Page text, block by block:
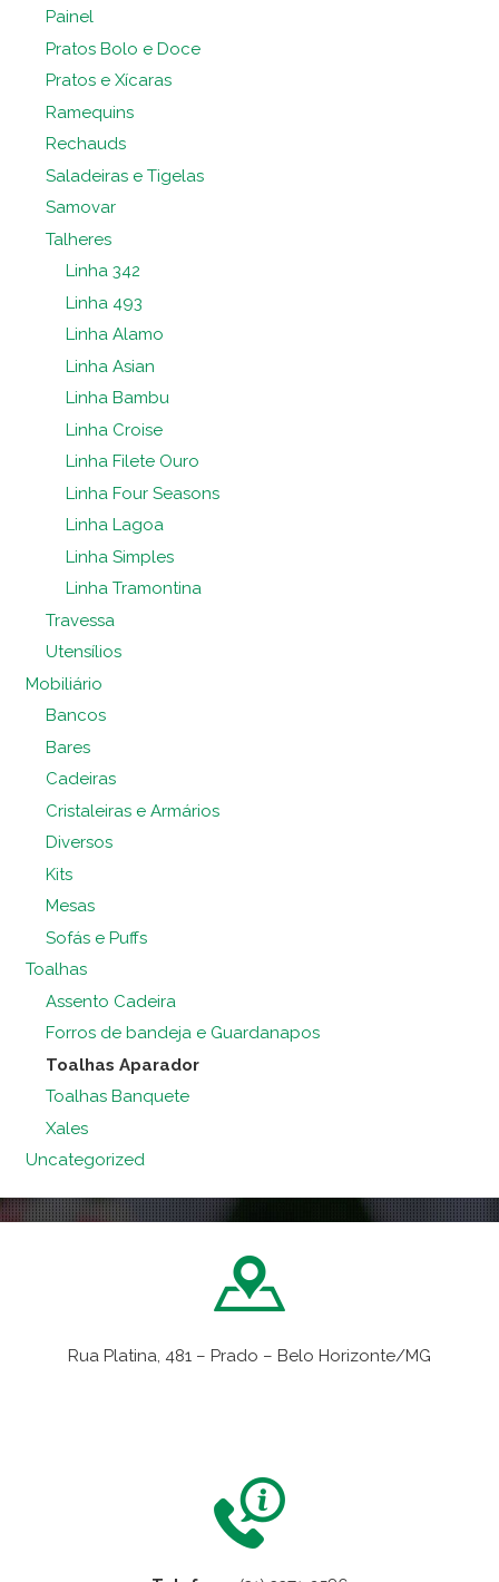
Painel
Pratos Bolo e Doce
Pratos e Xícaras
Ramequins
Rechauds
Saladeiras e Tigelas
Samovar
Talheres
Linha 342
Linha 493
Linha Alamo
Linha Asian
Linha Bambu
Linha Croise
Linha Filete Ouro
Linha Four Seasons
Linha Lagoa
Linha Simples
Linha Tramontina
Travessa
Utensílios
Mobiliário
Bancos
Bares
Cadeiras
Cristaleiras e Armários
Diversos
Kits
Mesas
Sofás e Puffs
Toalhas
Assento Cadeira
Forros de bandeja e Guardanapos
Toalhas Aparador
Toalhas Banquete
Xales
Uncategorized
Rua Platina, 481 – Prado – Belo Horizonte/MG